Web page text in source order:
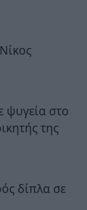
ψυγεία στο
της
δίπλα σε